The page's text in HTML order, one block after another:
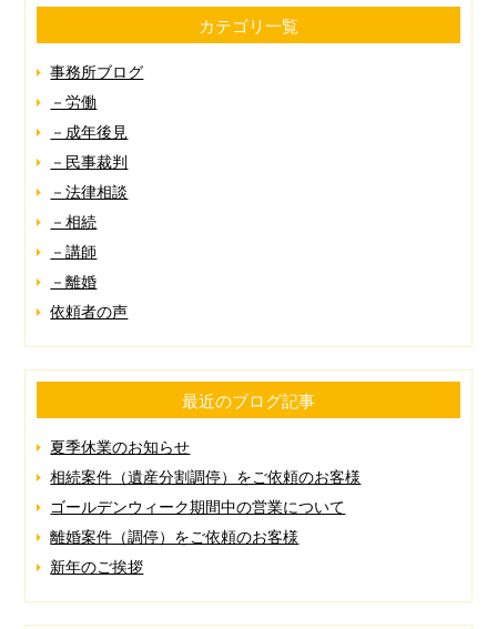
カテゴリ一覧
事務所ブログ
－労働
－成年後見
－民事裁判
－法律相談
－相続
－講師
－離婚
依頼者の声
最近のブログ記事
夏季休業のお知らせ
相続案件（遺産分割調停）をご依頼のお客様
ゴールデンウィーク期間中の営業について
離婚案件（調停）をご依頼のお客様
新年のご挨拶